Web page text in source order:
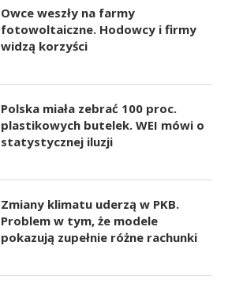
Owce weszły na farmy
fotowoltaiczne. Hodowcy i firmy
widzą korzyści
Polska miała zebrać 100 proc.
plastikowych butelek. WEI mówi o
statystycznej iluzji
Zmiany klimatu uderzą w PKB.
Problem w tym, że modele
pokazują zupełnie różne rachunki